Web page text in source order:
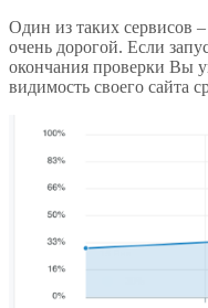
Один из таких сервисов
очень дорогой. Если
окончания проверки Вы
видимость своего сайта